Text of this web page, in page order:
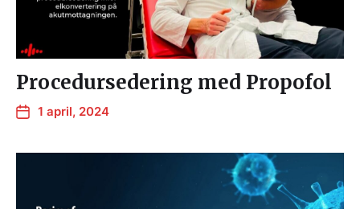
Procedursedering med Propofol
1 april, 2024